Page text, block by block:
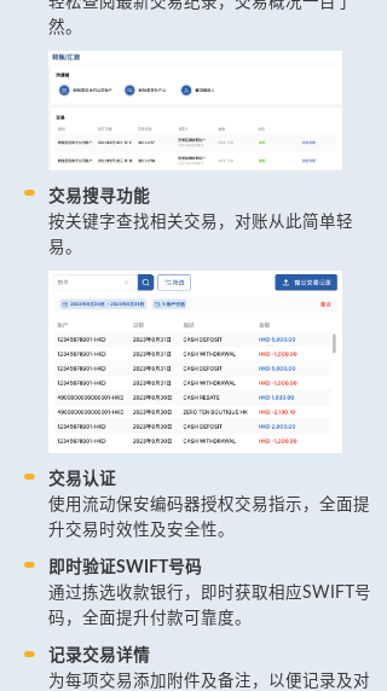
然。
交易搜寻功能
按关键字查找相关交易，对账从此简单轻
易。
交易认证
使用流动保安编码器授权交易指示，全面提
升交易时效性及安全性。
即时验证SWIFT号码
通过拣选收款银行，即时获取相应SWIFT号
码，全面提升付款可靠度。
记录交易详情
为每项交易添加附件及备注，以便记录及对